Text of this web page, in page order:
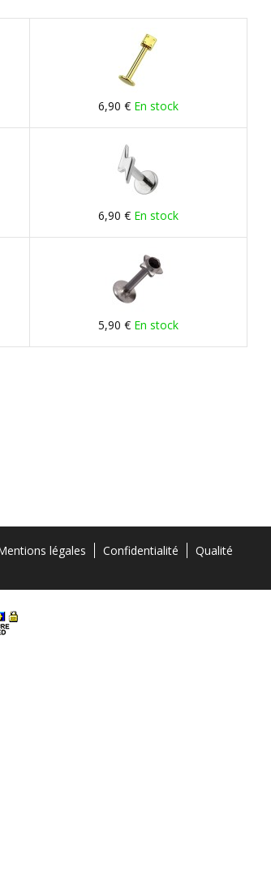
6,90 € En stock
6,90 € En stock
5,90 € En stock
légales Confidentialité
Qualité